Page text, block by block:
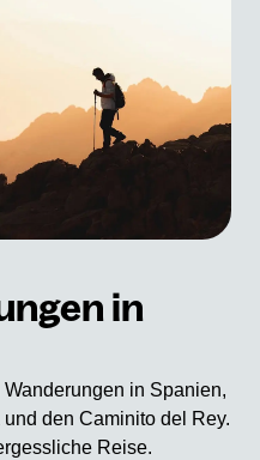
in
in Spanien,
den Caminito del Rey.
Reise.